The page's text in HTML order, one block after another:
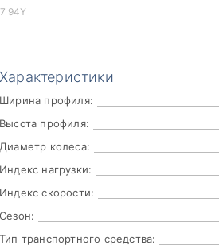
Характеристики
Ширина профиля:
Высота профиля:
Диаметр колеса:
Индекс нагрузки:
Индекс скорости:
Сезон:
Тип транспортного средства:
94Y